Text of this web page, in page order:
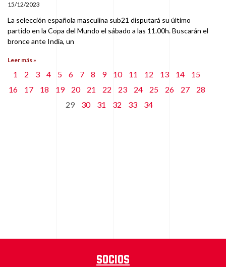
15/12/2023
La selección española masculina sub21 disputará su último
partido en la Copa del Mundo el sábado a las 11.00h. Buscarán el
bronce ante India, un
Leer más »
1 2 3 4 5 6 7 8 9 10 11 12 13 14
15
16
17 18 19 20 21 22 23 24 25 26 27
28
29
30 31 32 33 34
Socios